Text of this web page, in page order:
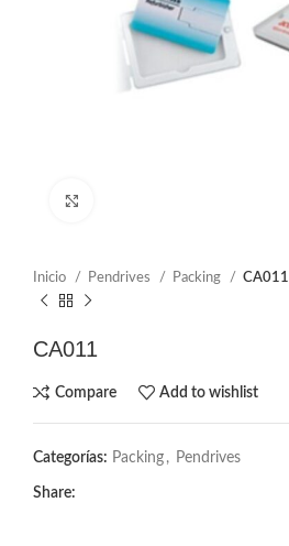
Inicio Pendrives Packing CA011
CA011
Compare Add to wishlist
Categorías: Packing , Pendrives
Share: